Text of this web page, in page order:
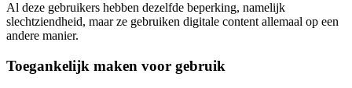
Al deze gebruikers hebben dezelfde beperking, namelijk
slechtziendheid, maar ze gebruiken digitale content allemaal op een
andere manier.
Toegankelijk maken voor gebruik